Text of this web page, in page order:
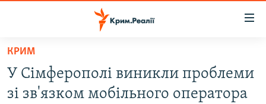
Перейти
основного
матеріалу
НОВИНИ
ВОДА.КРИМ
КРИМ
У Сімферополі виникли проблеми
зі зв'язком мобільного оператора